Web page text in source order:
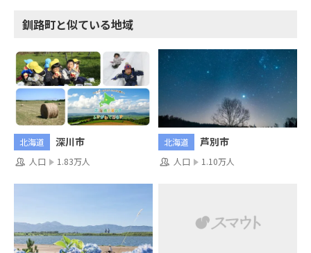
釧路町と似ている地域
北海道 深川市
人口 1.83万人
北海道 芦別市
人口 1.10万人